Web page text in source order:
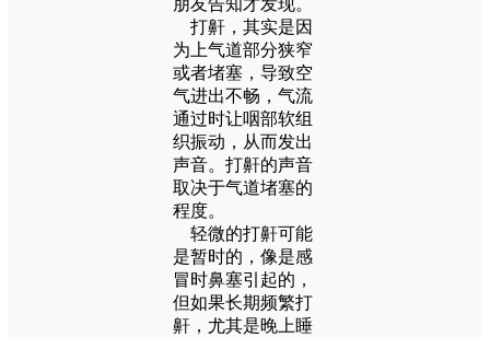
打鼾，其实是因
为上气道部分狭窄
或者堵塞，导致空
气进出不畅，气流
通过时让咽部软组
织振动，从而发出
声音。打鼾的声音
取决于气道堵塞的
程度。
轻微的打鼾可能
是暂时的，像是感
冒时鼻塞引起的，
但如果长期频繁打
鼾，尤其是晚上睡